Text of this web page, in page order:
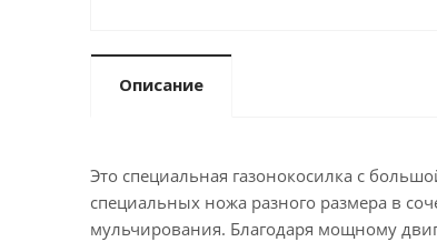
Описание
Это специальная газонокосилка с
специальных ножа разного размера в
мульчирования. Благодаря мощному